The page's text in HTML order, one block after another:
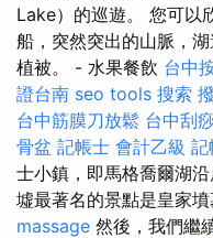
Lake）的巡遊。 您可以
船，突然突出的山脈，
植被。 - 水果餐飲 台中
證台南 seo tools 搜索
台中筋膜刀放鬆 台中刮
骨盆 記帳士 會計乙級 記
士小鎮，即馬格喬爾湖
墟最著名的景點是皇家
massage 然後，我們繼